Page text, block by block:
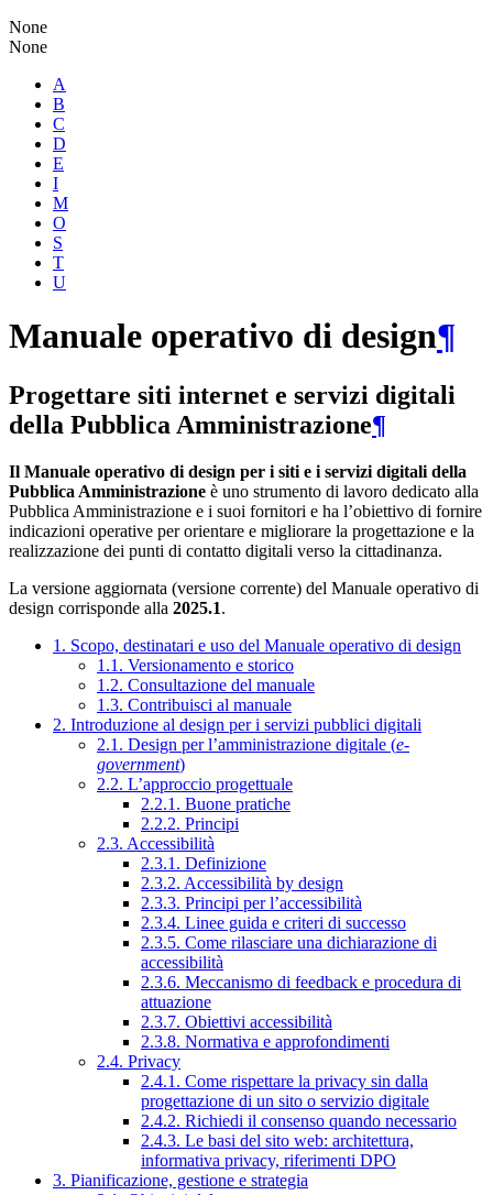
None
None
A
B
C
D
E
I
M
O
S
T
U
Manuale operativo di design¶
Progettare siti internet e servizi digitali
della Pubblica Amministrazione¶
Il Manuale operativo di design per i siti e i servizi digitali della
Pubblica Amministrazione è uno strumento di lavoro dedicato alla
Pubblica Amministrazione e i suoi fornitori e ha l’obiettivo di fornire
indicazioni operative per orientare e migliorare la progettazione e la
realizzazione dei punti di contatto digitali verso la cittadinanza.
La versione aggiornata (versione corrente) del Manuale operativo di
design corrisponde alla 2025.1.
1. Scopo, destinatari e uso del Manuale operativo di design
1.1. Versionamento e storico
1.2. Consultazione del manuale
1.3. Contribuisci al manuale
2. Introduzione al design per i servizi pubblici digitali
2.1. Design per l’amministrazione digitale (e-
government)
2.2. L’approccio progettuale
2.2.1. Buone pratiche
2.2.2. Principi
2.3. Accessibilità
2.3.1. Definizione
2.3.2. Accessibilità by design
2.3.3. Principi per l’accessibilità
2.3.4. Linee guida e criteri di successo
2.3.5. Come rilasciare una dichiarazione di
accessibilità
2.3.6. Meccanismo di feedback e procedura di
attuazione
2.3.7. Obiettivi accessibilità
2.3.8. Normativa e approfondimenti
2.4. Privacy
2.4.1. Come rispettare la privacy sin dalla
progettazione di un sito o servizio digitale
2.4.2. Richiedi il consenso quando necessario
2.4.3. Le basi del sito web: architettura,
informativa privacy, riferimenti DPO
3. Pianificazione, gestione e strategia